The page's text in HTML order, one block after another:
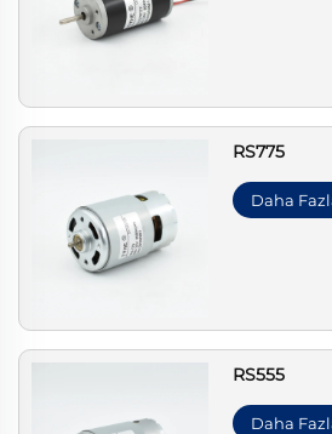
RS775
Daha
RS555
Daha